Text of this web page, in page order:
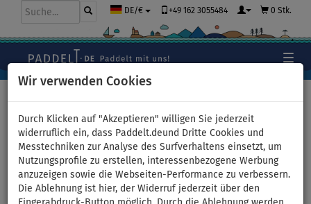
Wir verwenden Cookies
Durch Klicken auf "Akzeptieren" willigen Sie jederzeit
widerruflich ein, dass Paddelt.deund Dritte Cookies und
Messtechniken zur Analyse des Surfverhaltens einsetzt, um
Nutzungsprofile zu erstellen, interessenbezogene Werbung
anzuzeigen sowie die Webseiten-Performance zu verbessern.
Die Ablehnung ist hier, der Widerruf jederzeit über den
DE/€ +49 162 3055484 0 Stk.
Tube SPINERA ROCKET 3
Towable - Bananenboot 3